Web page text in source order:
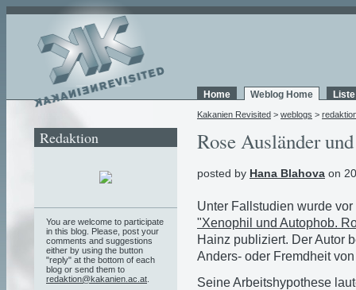
Home Weblog Home
Kakanien Revisited > weblogs >
Rose Ausländer
posted by Hana Blahova on
Unter Fallstudien wurde
"Xenophil und Autophob.
Hainz publiziert. Der Autor
Anders- oder Fremdheit
Seine Arbeitshypothese
Redaktion
You are welcome to participate
in this blog. Please, post your
comments and suggestions
either by using the button
"reply" at the bottom of each
blog or send them to
redaktion@kakanien.ac.at